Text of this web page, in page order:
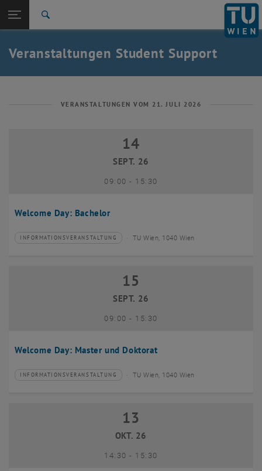
TU Login
Quicklinks
Quicklinks-Menü umschalten
Studium
Karriere
Zurück: Subseiten von Student Support auflisten
Student Support
Veranstaltungen Student Support
VERANSTALTUNGEN VOM 21. JULI 2026
Welcome Day: Bachelor
14 September 2026
14
SEPT. 26
09:00- bis
15:30
Veranstaltungstyp:
INFORMATIONSVERANSTALTUNG
Veranstaltungsort: TU Wien, 1040 Wien
Welcome Day: Master und Doktorat
15 September 2026
15
SEPT. 26
09:00- bis
15:30
Veranstaltungstyp:
INFORMATIONSVERANSTALTUNG
Veranstaltungsort: TU Wien, 1040 Wien
13 Oktober 2026
13
OKT. 26
14:30- bis
15:30